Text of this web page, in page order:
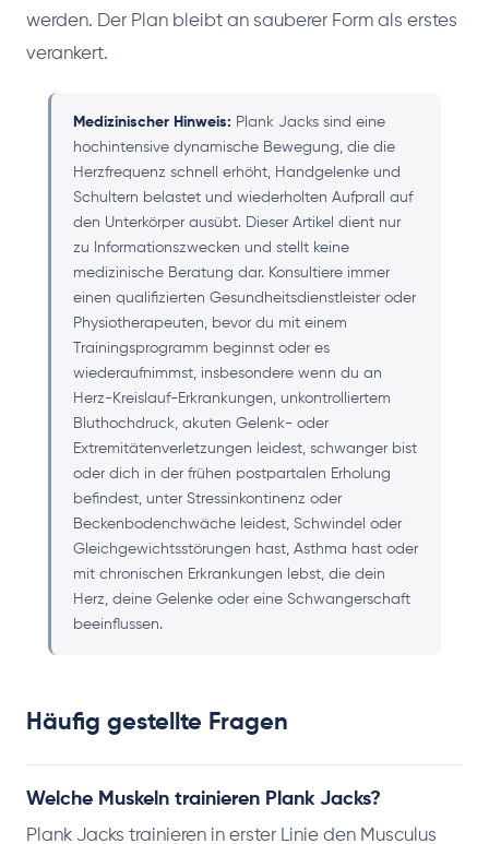
werden. Der Plan bleibt an sauberer Form als erstes
verankert.
Medizinischer Hinweis: Plank Jacks sind eine
hochintensive dynamische Bewegung, die die
Herzfrequenz schnell erhöht, Handgelenke und
Schultern belastet und wiederholten Aufprall auf
den Unterkörper ausübt. Dieser Artikel dient nur
zu Informationszwecken und stellt keine
medizinische Beratung dar. Konsultiere immer
einen qualifizierten Gesundheitsdienstleister oder
Physiotherapeuten, bevor du mit einem
Trainingsprogramm beginnst oder es
wiederaufnimmst, insbesondere wenn du an
Herz-Kreislauf-Erkrankungen, unkontrolliertem
Bluthochdruck, akuten Gelenk- oder
Extremitätenverletzungen leidest, schwanger bist
oder dich in der frühen postpartalen Erholung
befindest, unter Stressinkontinenz oder
Beckenbodenchwäche leidest, Schwindel oder
Gleichgewichtsstörungen hast, Asthma hast oder
mit chronischen Erkrankungen lebst, die dein
Herz, deine Gelenke oder eine Schwangerschaft
beeinflussen.
Häufig gestellte Fragen
Welche Muskeln trainieren Plank Jacks?
Plank Jacks trainieren in erster Linie den Musculus